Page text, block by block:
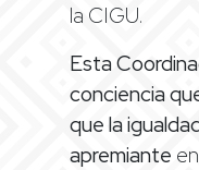
la CIGU.
Esta
conciencia
que la
apremiante